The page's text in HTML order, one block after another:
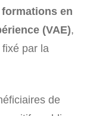
en
(VAE),
par la
de